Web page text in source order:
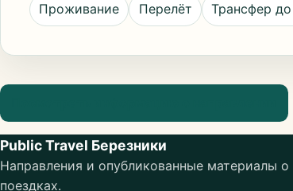
Проживание Перелёт Трансфер
Public Travel Березники
Направления и опубликованные материалы о
поездках.